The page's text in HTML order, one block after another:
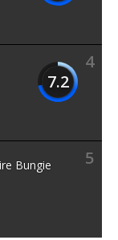
4
7.2
5
Bungie